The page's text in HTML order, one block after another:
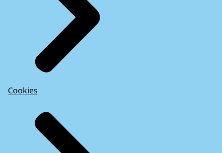
Cookies